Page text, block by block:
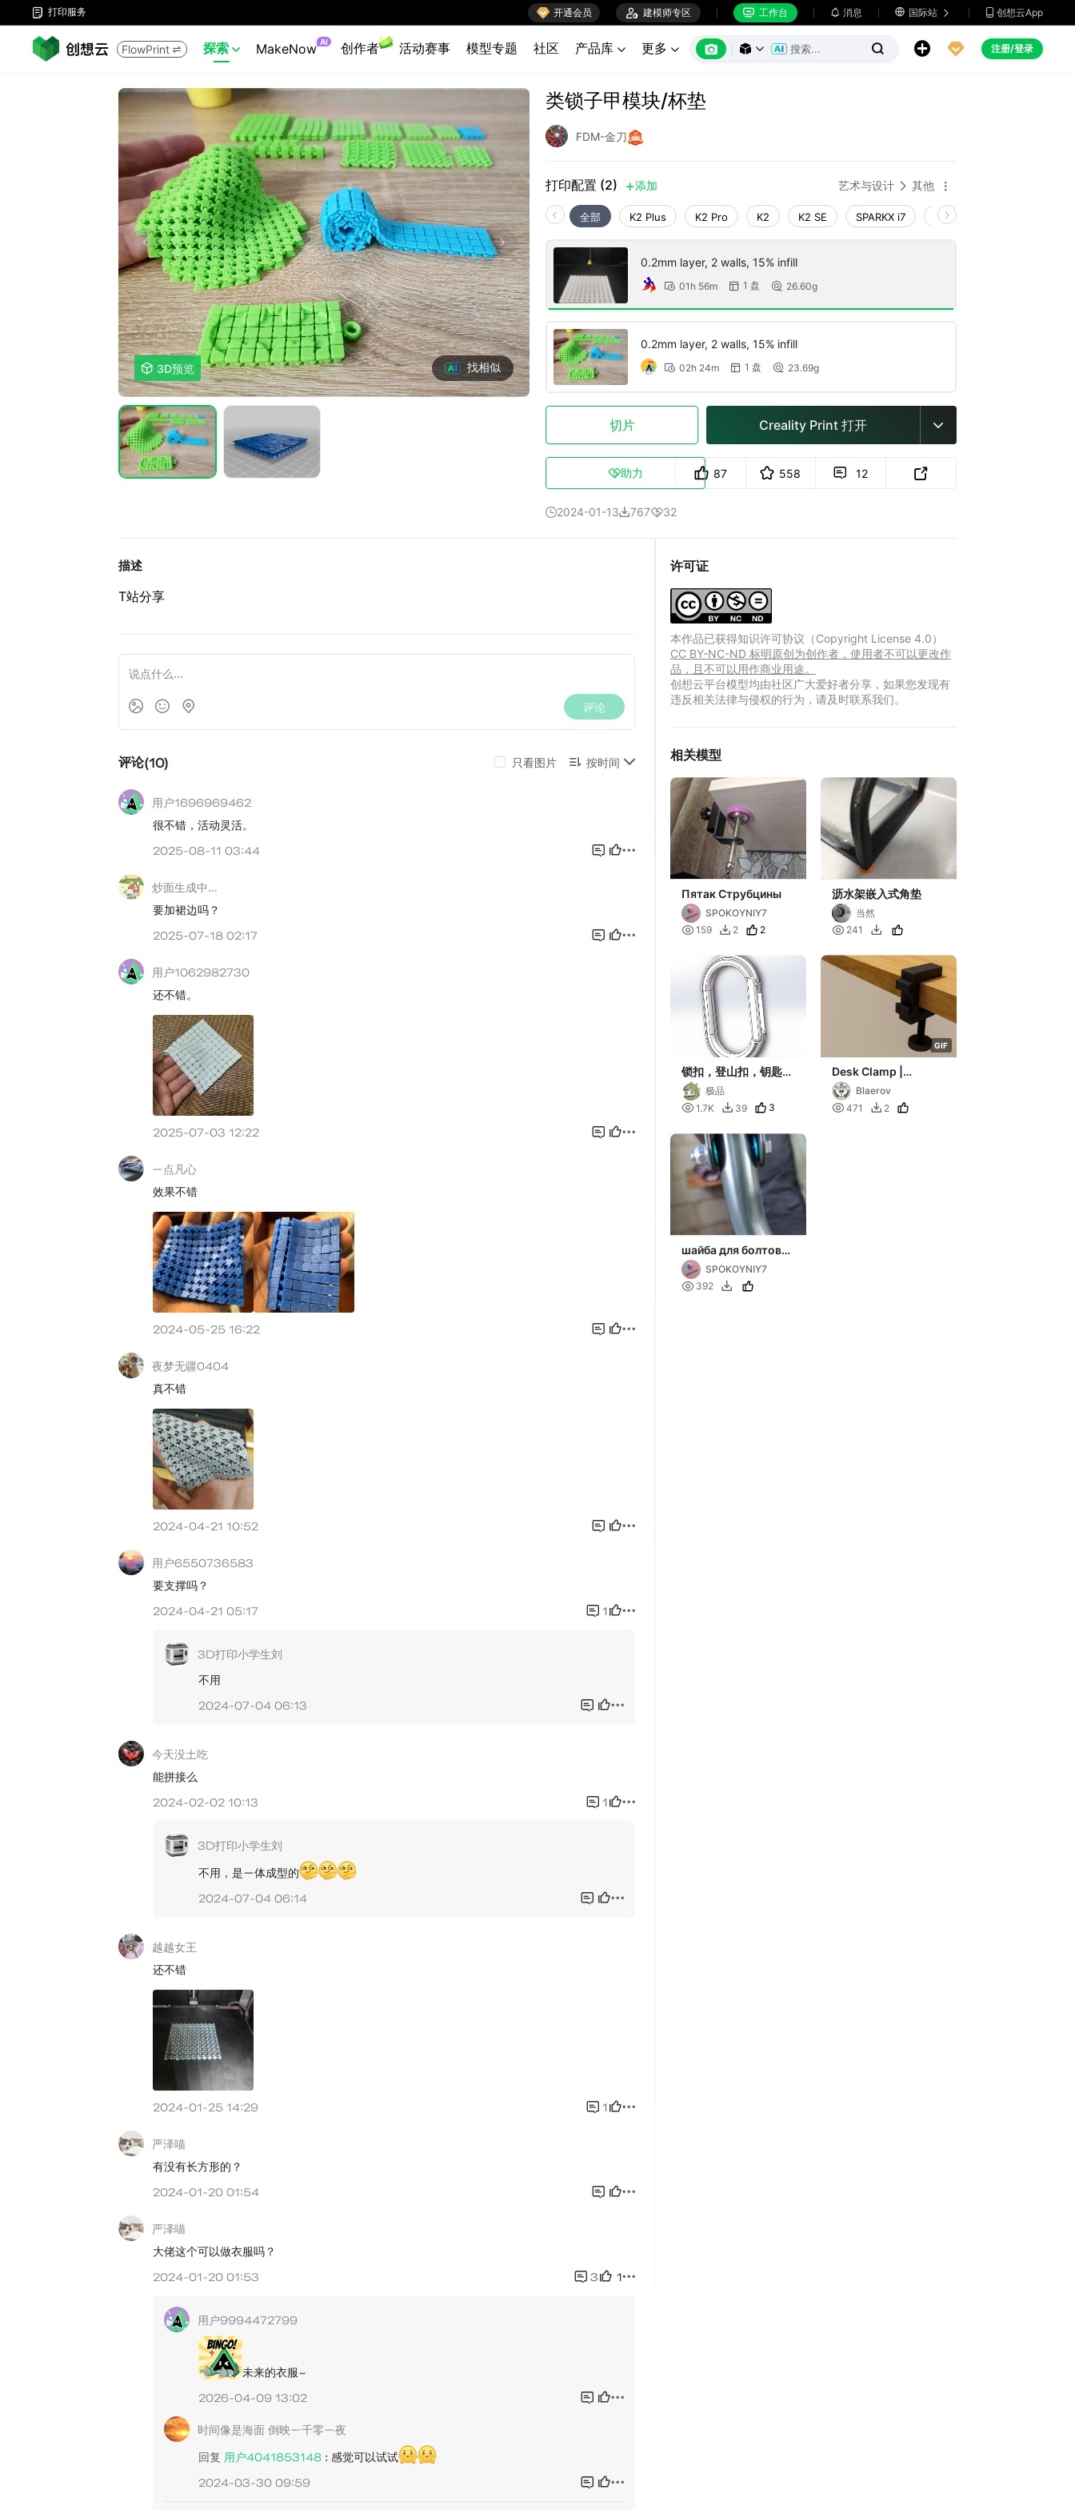
 打印服务  开通会员  建模师专区  工作台  消息  国际站   创想云App
FlowPrint  探索  MakeNow AI 创作者 活动赛事 模型专题 社区 产品库  更多        注册/登录
 3D预览 找相似
类锁子甲模块/杯垫
FDM-金刀
打印配置 (2) 添加 艺术与设计  其他 
全部 K2 Plus K2 Pro K2 K2 SE SPARKX i7 Creality Hi
0.2mm layer, 2 walls, 15% infill
 01h 56m  1 盘  26.60g
0.2mm layer, 2 walls, 15% infill
 02h 24m  1 盘  23.69g
切片 Creality Print 打开 
助力 87 558  12 
2024-01-1376732
描述
T站分享
许可证
本作品已获得知识许可协议（Copyright License 4.0）
CC BY-NC-ND 标明原创为创作者，使用者不可以更改作
品，且不可以用作商业用途。
创想云平台模型均由社区广大爱好者分享，如果您发现有
违反相关法律与侵权的行为，请及时联系我们。
相关模型
Пятак Cтрубцины
SPOKOYNIY7
 159  2 2
沥水架嵌入式角垫
当然
 241 
锁扣，登山扣，钥匙
扣，安全扣，塑料卡扣
极品
 1.7K  39 3
GIF
Desk Clamp |
Modular Mount
SystemBlaerov
 471  2
шайба для болтов
6х14х1.5мм
SPOKOYNIY7
 392 